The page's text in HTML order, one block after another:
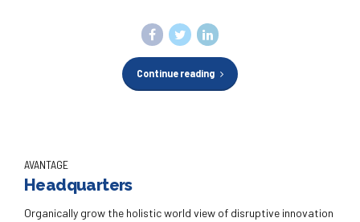
Continue reading
AVANTAGE
Headquarters
Organically grow the holistic world view of disruptive innovation